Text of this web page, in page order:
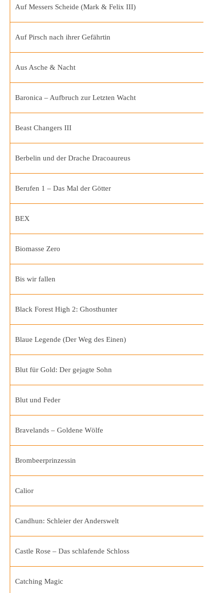
Auf Messers Scheide (Mark & Felix III)
Auf Pirsch nach ihrer Gefährtin
Aus Asche & Nacht
Baronica – Aufbruch zur Letzten Wacht
Beast Changers III
Berbelin und der Drache Dracoaureus
Berufen 1 – Das Mal der Götter
BEX
Biomasse Zero
Bis wir fallen
Black Forest High 2: Ghosthunter
Blaue Legende (Der Weg des Einen)
Blut für Gold: Der gejagte Sohn
Blut und Feder
Bravelands – Goldene Wölfe
Brombeerprinzessin
Calior
Candhun: Schleier der Anderswelt
Castle Rose – Das schlafende Schloss
Catching Magic